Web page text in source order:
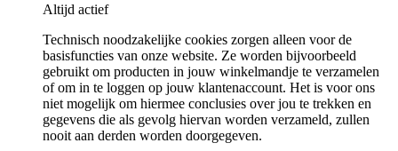
Altijd actief
Technisch noodzakelijke cookies zorgen alleen voor de
basisfuncties van onze website. Ze worden bijvoorbeeld
gebruikt om producten in jouw winkelmandje te verzamelen
of om in te loggen op jouw klantenaccount. Het is voor ons
niet mogelijk om hiermee conclusies over jou te trekken en
gegevens die als gevolg hiervan worden verzameld, zullen
nooit aan derden worden doorgegeven.